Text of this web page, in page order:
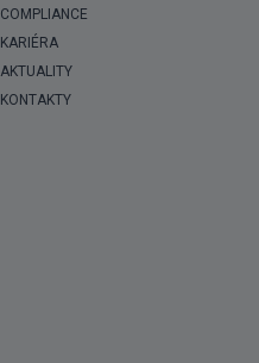
COMPLIANCE
KARIÉRA
AKTUALITY
KONTAKTY